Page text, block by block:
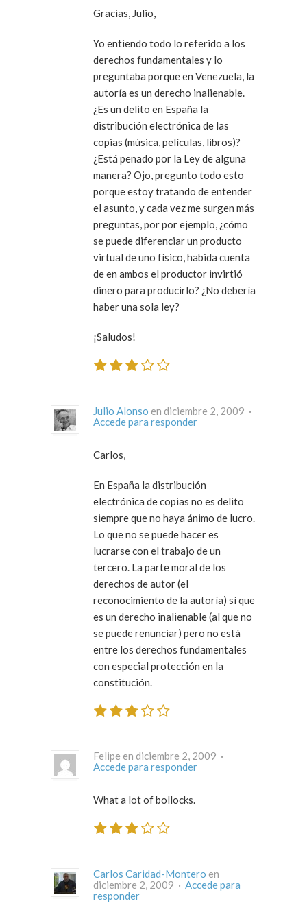
Gracias, Julio,
Yo entiendo todo lo referido a los
derechos fundamentales y lo
preguntaba porque en Venezuela, la
autoría es un derecho inalienable.
¿Es un delito en España la
distribución electrónica de las
copias (música, películas, libros)?
¿Está penado por la Ley de alguna
manera? Ojo, pregunto todo esto
porque estoy tratando de entender
el asunto, y cada vez me surgen más
preguntas, por por ejemplo, ¿cómo
se puede diferenciar un producto
virtual de uno físico, habida cuenta
de en ambos el productor invirtió
dinero para producirlo? ¿No debería
haber una sola ley?
¡Saludos!
Julio Alonso
en diciembre 2, 2009 ·
Accede para responder
Carlos,
En España la distribución
electrónica de copias no es delito
siempre que no haya ánimo de lucro.
Lo que no se puede hacer es
lucrarse con el trabajo de un
tercero. La parte moral de los
derechos de autor (el
reconocimiento de la autoría) sí que
es un derecho inalienable (al que no
se puede renunciar) pero no está
entre los derechos fundamentales
con especial protección en la
constitución.
Felipe en diciembre 2, 2009 ·
Accede para responder
What a lot of bollocks.
Carlos Caridad-Montero en
diciembre 2, 2009 · Accede para
responder